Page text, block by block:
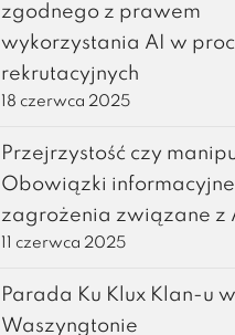
zgodnego z prawem
wykorzystania AI w
rekrutacyjnych
18 czerwca 2025
Przejrzystość czy
Obowiązki informacyjne
zagrożenia związane z
11 czerwca 2025
Parada Ku Klux Klan-u w
Waszyngtonie